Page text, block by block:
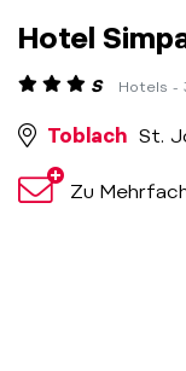
Hotel
S Hotels -
Toblach St.
Zu